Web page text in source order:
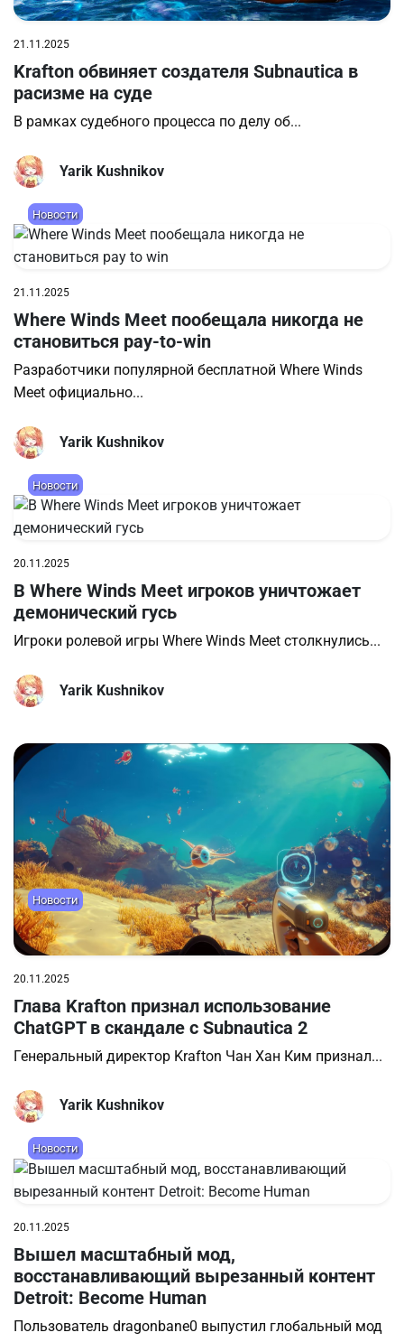
21.11.2025
Krafton обвиняет создателя Subnautica в
расизме на суде
В рамках судебного процесса по делу об...
Yarik Kushnikov
Новости
21.11.2025
Where Winds Meet пообещала никогда не
становиться pay-to-win
Разработчики популярной бесплатной Where Winds
Meet официально...
Yarik Kushnikov
Новости
20.11.2025
В Where Winds Meet игроков уничтожает
демонический гусь
Игроки ролевой игры Where Winds Meet столкнулись...
Yarik Kushnikov
Новости
20.11.2025
Глава Krafton признал использование
ChatGPT в скандале с Subnautica 2
Генеральный директор Krafton Чан Хан Ким признал...
Yarik Kushnikov
Новости
20.11.2025
Вышел масштабный мод,
восстанавливающий вырезанный контент
Detroit: Become Human
Пользователь dragonbane0 выпустил глобальный мод